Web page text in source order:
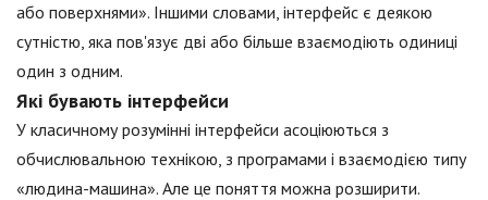
або поверхнями». Іншими словами, інтерфейс є деякою
сутністю, яка пов'язує дві або більше взаємодіють одиниці
один з одним.
Які бувають інтерфейси
У класичному розумінні інтерфейси асоціюються з
обчислювальною технікою, з програмами і взаємодією типу
«людина-машина». Але це поняття можна розширити.